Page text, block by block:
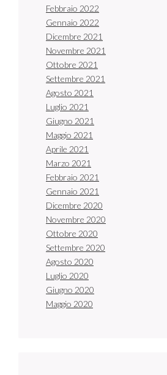
Febbraio 2022
Gennaio 2022
Dicembre 2021
Novembre 2021
Ottobre 2021
Settembre 2021
Agosto 2021
Luglio 2021
Giugno 2021
Maggio 2021
Aprile 2021
Marzo 2021
Febbraio 2021
Gennaio 2021
Dicembre 2020
Novembre 2020
Ottobre 2020
Settembre 2020
Agosto 2020
Luglio 2020
Giugno 2020
Maggio 2020